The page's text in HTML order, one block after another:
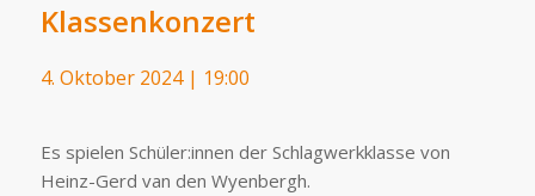
Klassenkonzert
4. Oktober 2024 | 19:00
Es spielen Schüler:innen der Schlagwerkklasse von
Heinz-Gerd van den Wyenbergh.